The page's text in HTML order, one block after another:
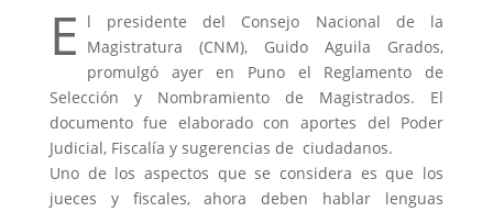
E l presidente del Consejo Nacional de la
Magistratura (CNM), Guido Aguila Grados,
promulgó ayer en Puno el Reglamento de
Selección y Nombramiento de Magistrados. El
documento fue elaborado con aportes del Poder
Judicial, Fiscalía y sugerencias de ciudadanos.
Uno de los aspectos que se considera es que los
jueces y fiscales, ahora deben hablar lenguas